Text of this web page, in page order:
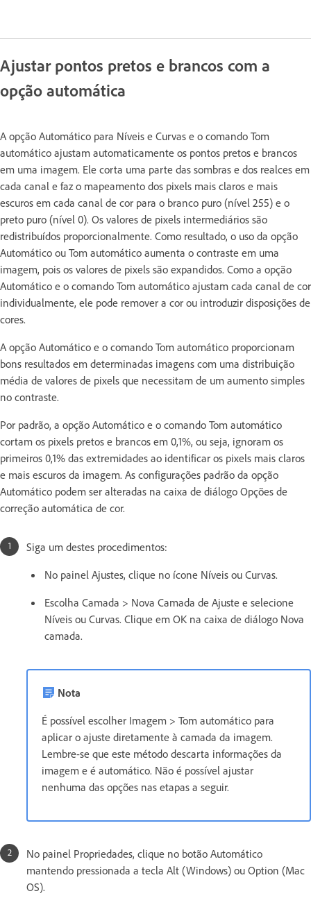
Ajustar pontos pretos e brancos com a
opção automática
A opção Automático para Níveis e Curvas e o comando Tom
automático ajustam automaticamente os pontos pretos e brancos
em uma imagem. Ele corta uma parte das sombras e dos realces em
cada canal e faz o mapeamento dos pixels mais claros e mais
escuros em cada canal de cor para o branco puro (nível 255) e o
preto puro (nível 0). Os valores de pixels intermediários são
redistribuídos proporcionalmente. Como resultado, o uso da opção
Automático ou Tom automático aumenta o contraste em uma
imagem, pois os valores de pixels são expandidos. Como a opção
Automático e o comando Tom automático ajustam cada canal de cor
individualmente, ele pode remover a cor ou introduzir disposições de
cores.
A opção Automático e o comando Tom automático proporcionam
bons resultados em determinadas imagens com uma distribuição
média de valores de pixels que necessitam de um aumento simples
no contraste.
Por padrão, a opção Automático e o comando Tom automático
cortam os pixels pretos e brancos em 0,1%, ou seja, ignoram os
primeiros 0,1% das extremidades ao identificar os pixels mais claros
e mais escuros da imagem. As configurações padrão da opção
Automático podem ser alteradas na caixa de diálogo Opções de
correção automática de cor.
Siga um destes procedimentos:
No painel Ajustes, clique no ícone Níveis ou Curvas.
Escolha Camada > Nova Camada de Ajuste e selecione
Níveis ou Curvas. Clique em OK na caixa de diálogo Nova
camada.
Nota
É possível escolher Imagem > Tom automático para
aplicar o ajuste diretamente à camada da imagem.
Lembre-se que este método descarta informações da
imagem e é automático. Não é possível ajustar
nenhuma das opções nas etapas a seguir.
No painel Propriedades, clique no botão Automático
mantendo pressionada a tecla Alt (Windows) ou Option (Mac
OS).